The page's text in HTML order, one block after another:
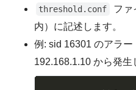
threshold.conf
ファ
内）に記述します。
例: sid 16301 のアラー
192.168.1.10 から発生